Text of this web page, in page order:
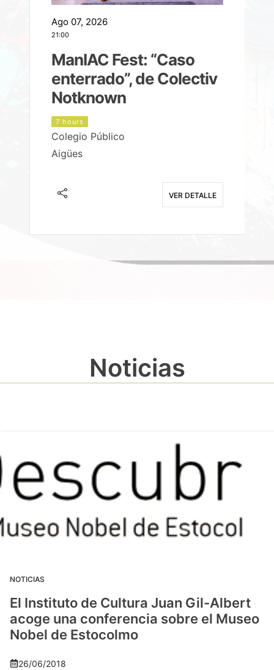
Ago 07, 2026
21:00
ManIAC Fest: “Caso
enterrado”, de Colectiv
Notknown
7 hours
Colegio Público
Aigües
VER DETALLE
Noticias
NOTICIAS
El Instituto de Cultura Juan Gil-Albert
acoge una conferencia sobre el Museo
Nobel de Estocolmo
26/06/2018